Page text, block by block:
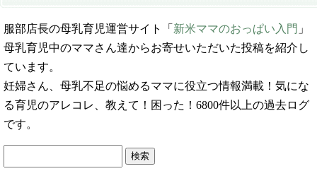
服部店長の母乳育児運営サイト「 新米ママのおっぱい入門 」
母乳育児中のママさん達からお寄せいただいた投稿を紹介し
ています。
妊婦さん、母乳不足の悩めるママに役立つ情報満載！気にな
る育児のアレコレ、教えて！困った！6800件以上の過去ログ
です。